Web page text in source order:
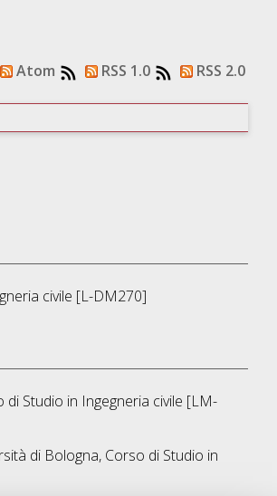
Atom RSS 1.0 RSS 2.0
civile [L-DM270]
di Studio in Ingegneria civile [LM-
di Bologna, Corso di Studio in